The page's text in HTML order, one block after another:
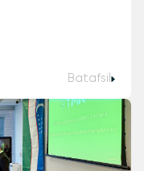
Batafsil